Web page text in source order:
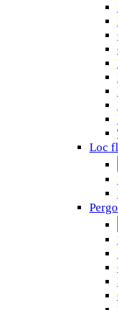
Loc
Pergo